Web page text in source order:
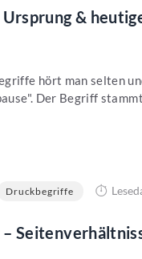
Ursprung &
hört man selten
Der Begriff
Druckbegriffe